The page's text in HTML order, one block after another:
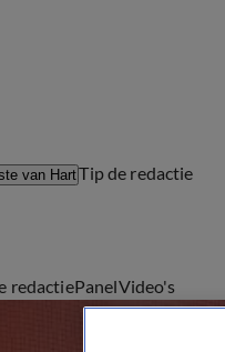
van HartTip de redactie
redactiePanelVideo's